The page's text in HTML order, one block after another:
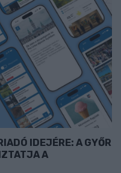
IDEJÉRE: A GYŐR
A